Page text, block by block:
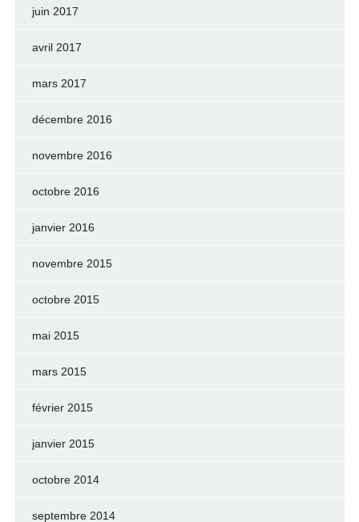
juin 2017
avril 2017
mars 2017
décembre 2016
novembre 2016
octobre 2016
janvier 2016
novembre 2015
octobre 2015
mai 2015
mars 2015
février 2015
janvier 2015
octobre 2014
septembre 2014